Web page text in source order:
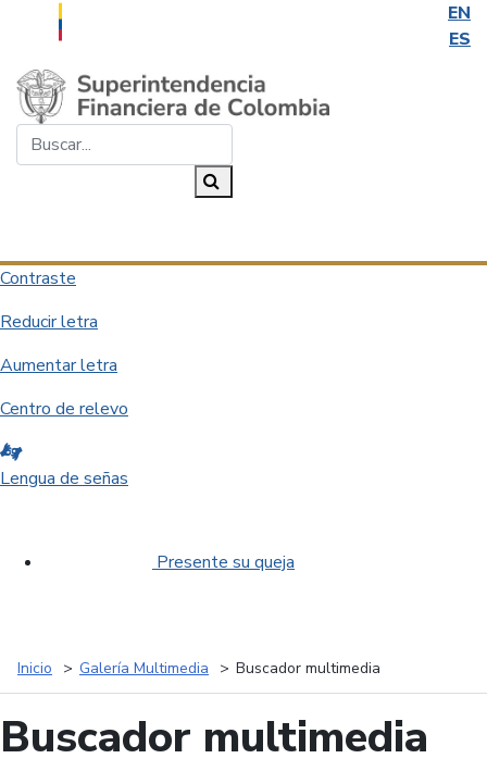
EN
ES
Saltar al contenido principal
Contraste
Reducir letra
Aumentar letra
Centro de relevo
Lengua de señas
Presente su queja
Inicio Galería Multimedia Buscador multimedia
Buscador multimedia